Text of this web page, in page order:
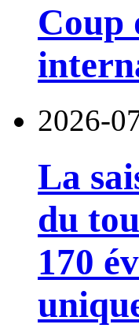
Coup
2026-
La
du
170